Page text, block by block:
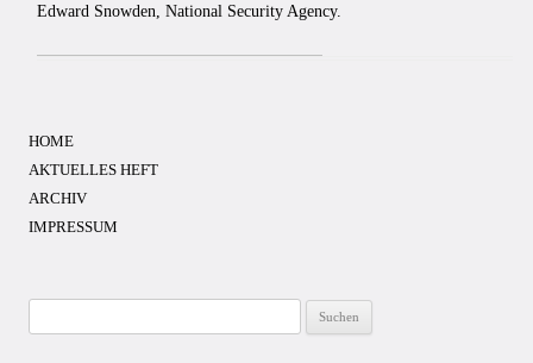
Edward Snowden, National Security Agency.
HOME
AKTUELLES HEFT
ARCHIV
IMPRESSUM
nach: